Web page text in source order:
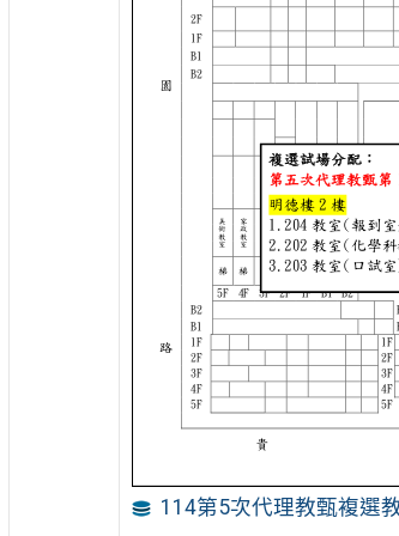
114第5次代理教甄複選